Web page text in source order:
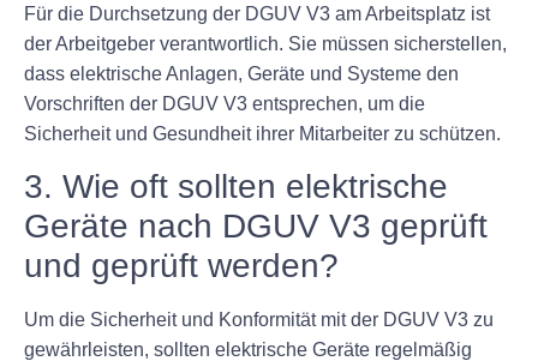
Für die Durchsetzung der DGUV V3 am Arbeitsplatz ist
der Arbeitgeber verantwortlich. Sie müssen sicherstellen,
dass elektrische Anlagen, Geräte und Systeme den
Vorschriften der DGUV V3 entsprechen, um die
Sicherheit und Gesundheit ihrer Mitarbeiter zu schützen.
3. Wie oft sollten elektrische
Geräte nach DGUV V3 geprüft
und geprüft werden?
Um die Sicherheit und Konformität mit der DGUV V3 zu
gewährleisten, sollten elektrische Geräte regelmäßig